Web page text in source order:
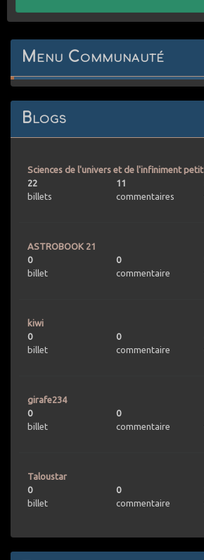
Menu Communauté
Blogs
Sciences de l'univers et de l'infiniment petit
22
billets
11
commentaires
ASTROBOOK 21
0
billet
0
commentaire
kiwi
0
billet
0
commentaire
girafe234
0
billet
0
commentaire
Taloustar
0
billet
0
commentaire